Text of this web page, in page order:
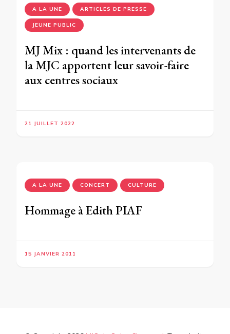
A LA UNE ARTICLES DE PRESSE
JEUNE PUBLIC
MJ Mix : quand les intervenants de
la MJC apportent leur savoir-faire
aux centres sociaux
21 JUILLET 2022
A LA UNE CONCERT CULTURE
Hommage à Edith PIAF
15 JANVIER 2011